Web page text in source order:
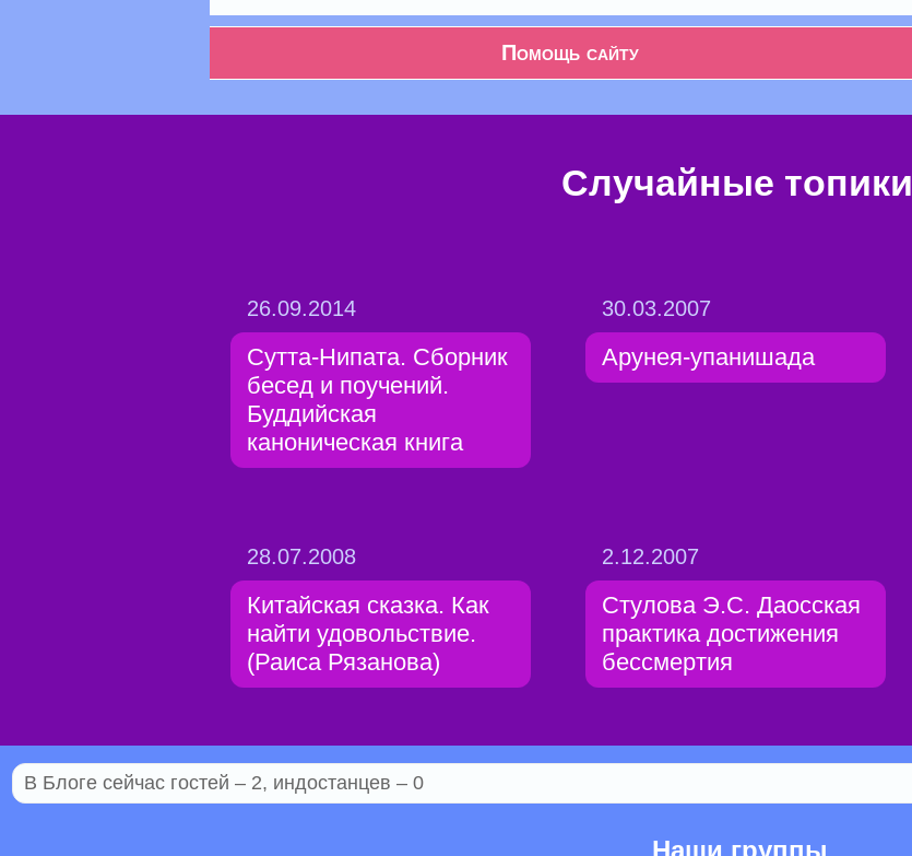
Помощь сайту
Случайные топики
26.09.2014
Сутта-Нипата. Сборник
бесед и поучений.
Буддийская
каноническая книга
30.03.2007
Арунея-упанишада
28.07.2008
Китайская сказка. Как
найти удовольствие.
(Раиса Рязанова)
2.12.2007
Стулова Э.С. Даосская
практика достижения
бессмертия
В Блоге сейчас гостей – 2, индостанцев – 0
Наши группы